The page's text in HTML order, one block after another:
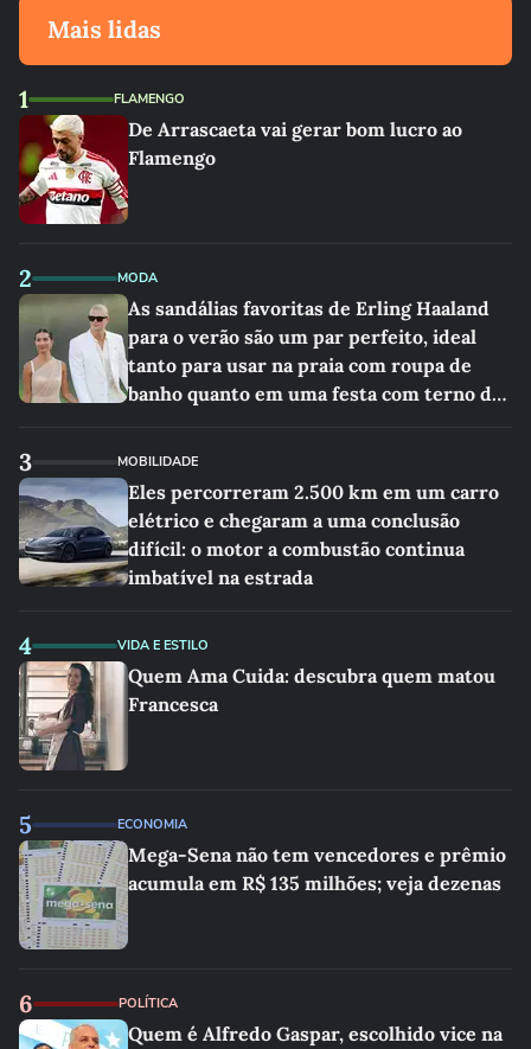
Mais lidas
1 FLAMENGO
De Arrascaeta vai gerar bom lucro ao
Flamengo
2 MODA
As sandálias favoritas de Erling Haaland
para o verão são um par perfeito, ideal
tanto para usar na praia com roupa de
banho quanto em uma festa com terno de
3 MOBILIDADE
Eles percorreram 2.500 km em um carro
elétrico e chegaram a uma conclusão
difícil: o motor a combustão continua
imbatível na estrada
4 VIDA E ESTILO
Quem Ama Cuida: descubra quem matou
Francesca
5 ECONOMIA
Mega-Sena não tem vencedores e prêmio
acumula em R$ 135 milhões; veja dezenas
6 POLÍTICA
Quem é Alfredo Gaspar, escolhido vice na